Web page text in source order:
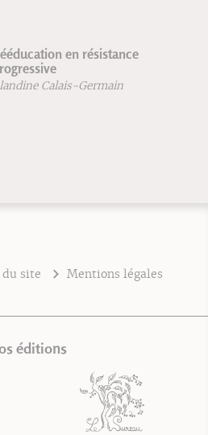
en résistance
Calais-Germain
du site
Mentions légales
éditions